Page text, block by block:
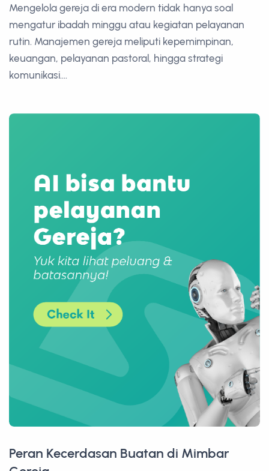
Mengelola gereja di era modern tidak hanya soal
mengatur ibadah minggu atau kegiatan pelayanan
rutin. Manajemen gereja meliputi kepemimpinan,
keuangan, pelayanan pastoral, hingga strategi
komunikasi....
Peran Kecerdasan Buatan di Mimbar